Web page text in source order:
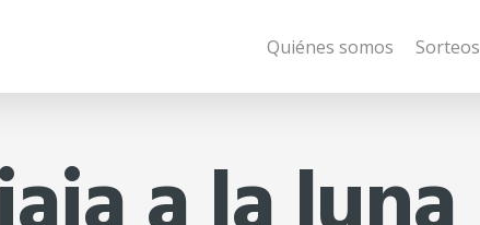
Quiénes somos Sorteos